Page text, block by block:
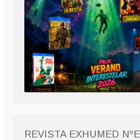
REVISTA EXHUMED